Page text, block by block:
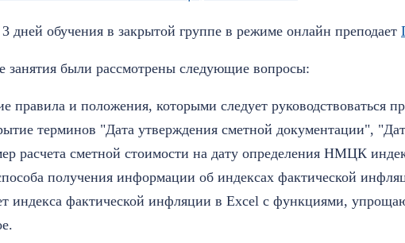
дней обучения в закрытой группе в режиме онлайн преподает
занятия были рассмотрены следующие вопросы:
правила и положения, которыми следует руководствоваться
терминов "Дата утверждения сметной документации",
расчета сметной стоимости на дату определения НМЦК
получения информации об индексах фактической
индекса фактической инфляции в Excel с функциями,